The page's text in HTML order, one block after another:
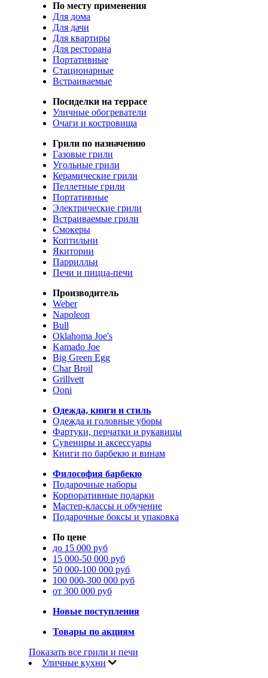
По месту применения
Для дома
Для дачи
Для квартиры
Для ресторана
Портативные
Стационарные
Встраиваемые
Посиделки на террасе
Уличные обогреватели
Очаги и костровища
Грили по назначению
Газовые грили
Угольные грили
Керамические грили
Пеллетные грили
Портативные
Электрические грили
Встраиваемые грили
Смокеры
Коптильни
Якитории
Паррилльи
Печи и пицца-печи
Производитель
Weber
Napoleon
Bull
Oklahoma Joe's
Kamado Joe
Big Green Egg
Char Broil
Grillvett
Ooni
Одежда, книги и стиль
Одежда и головные уборы
Фартуки, перчатки и рукавицы
Сувениры и аксессуары
Книги по барбекю и винам
Философия барбекю
Подарочные наборы
Корпоративные подарки
Мастер-классы и обучение
Подарочные боксы и упаковка
По цене
до 15 000 руб
15 000-50 000 руб
50 000-100 000 руб
100 000-300 000 руб
от 300 000 руб
Новые поступления
Товары по акциям
Показать все грили и печи
Уличные кухни